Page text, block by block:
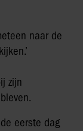
naar de
zijn
eerste dag